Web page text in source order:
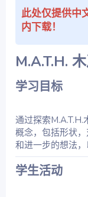
此处仅提供中
内下载！
M.A.T.H.
学习目标​
通过探索
概念，包括形状
和进一步的想法，
学生活动​